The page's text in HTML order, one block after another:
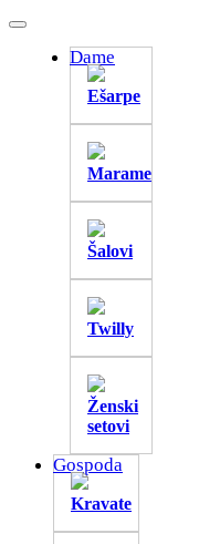
Dame
Ešarpe
Marame
Šalovi
Twilly
Ženski
setovi
Gospoda
Kravate